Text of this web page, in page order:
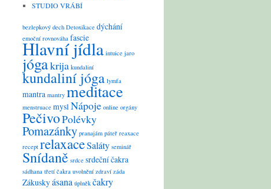
STUDIO VRÁBÍ
bezlepkový dech Detoxikace dýchání
emoční rovnováha fascie
Hlavní jídla intuice jaro
jógakrija kundaliní
kundaliní jóga lymfa
mantra mantry meditace
menstruace myslNápoje online orgány
PečivoPolévky
Pomazánky pranajám páteř reaxace
recept relaxaceSaláty seminář
Snídaně srdce srdeční čakra
sádhana třetí čakra uvolnění zdraví záda
Zákuskyásana úplněk čakry